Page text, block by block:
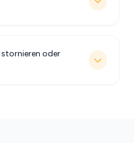
stornieren oder